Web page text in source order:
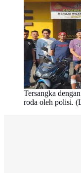
Tersangka
roda oleh polisi.